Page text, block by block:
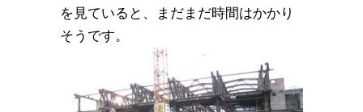
を見ていると、まだまだ時間はかかり
そうです。